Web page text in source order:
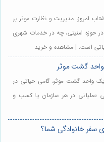
امروز، مدیریت و نظارت موثر بر
حوزه امنیتی، چه در خدمات شهری
است. | مشاهده و خرید
واحد گشت موثر
واحد گشت موثر، گامی حیاتی در
عملیاتی در هر سازمان یا کسب و
سفر خانوادگی شما؟